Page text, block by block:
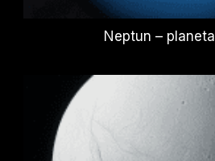
Neptun – planeta